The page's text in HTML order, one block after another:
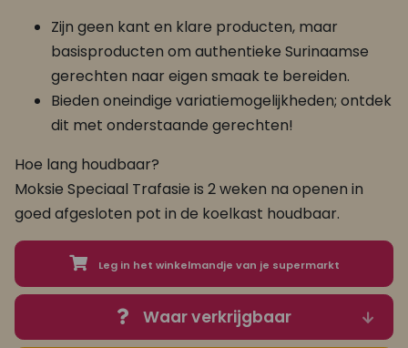
Zijn geen kant en klare producten, maar
basisproducten om authentieke Surinaamse
gerechten naar eigen smaak te bereiden.
Bieden oneindige variatiemogelijkheden; ontdek
dit met onderstaande gerechten!
Hoe lang houdbaar?
Moksie Speciaal Trafasie is 2 weken na openen in
goed afgesloten pot in de koelkast houdbaar.
Leg in het winkelmandje van je supermarkt
Waar verkrijgbaar